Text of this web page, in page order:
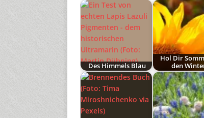
Des Himmels Blau
Hol Dir
den